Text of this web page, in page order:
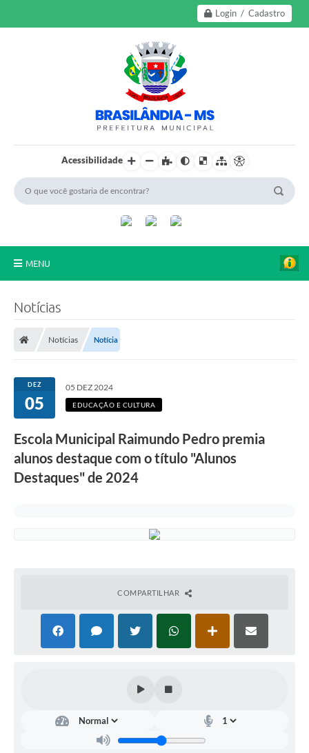
Login / Cadastro
Acessibilidade
MENU
Transparência
Câmara Municipal
e-SIC
Tributação
Formulário
Notícias
Notícias Notícia
DEZ
05
05 DEZ 2024
EDUCAÇÃO E CULTURA
Escola Municipal Raimundo Pedro premia
alunos destaque com o título "Alunos
Destaques" de 2024
COMPARTILHAR